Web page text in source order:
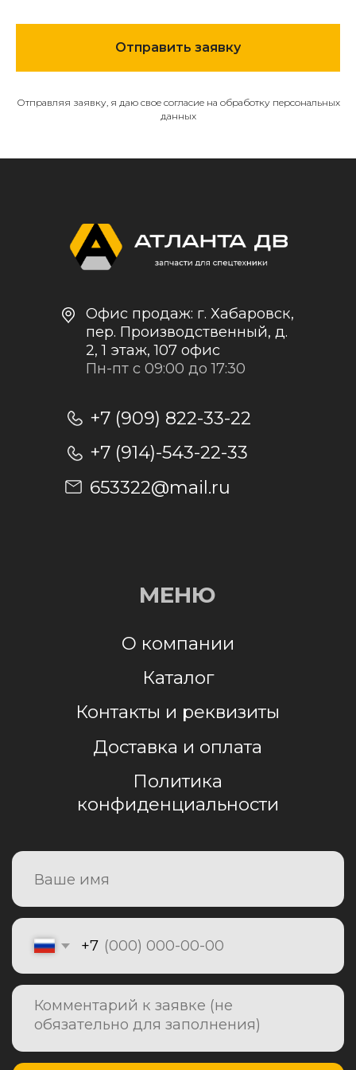
Отправить заявку
Отправляя заявку, я даю свое согласие на обработку персональных
данных
О компании
Каталог
Контакты и реквизиты
Доставка и оплата
Отправить заявку
Отправляя заявку, я даю согласие на
обработку персональных данных